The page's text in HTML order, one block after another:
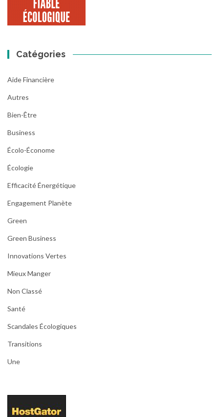
Catégories
Aide Financière
Autres
Bien-Être
Business
Écolo-Économe
Écologie
Efficacité Énergétique
Engagement Planète
Green
Green Business
Innovations Vertes
Mieux Manger
Non Classé
Santé
Scandales Écologiques
Transitions
Une